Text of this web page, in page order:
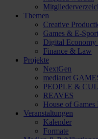
Themen
Creative
Games & E-Sport
Digital Economy
Finance & Law
Projekte
NextGen
medianet
PEOPLE &
REAVES
House of Games
Veranstaltungen
Kalender
Formate